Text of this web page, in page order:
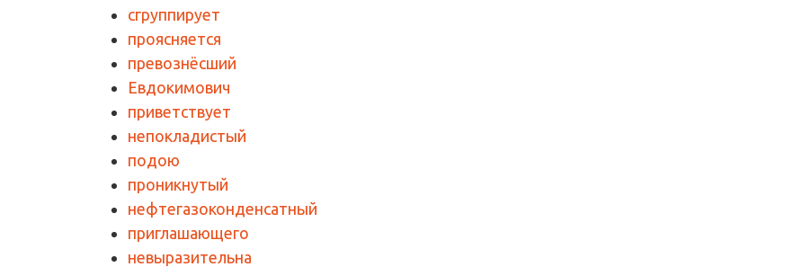
сгруппирует
проясняется
превознёсший
Евдокимович
приветствует
непокладистый
подою
проникнутый
нефтегазоконденсатный
приглашающего
невыразительна